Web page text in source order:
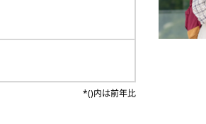
*()内は前年比